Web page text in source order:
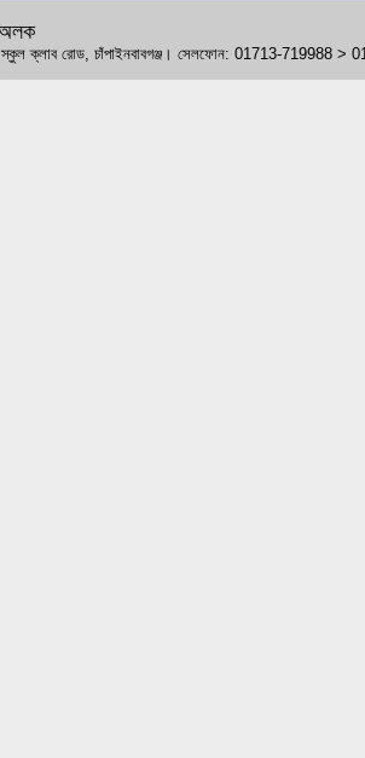
অলক
স্কুল ক্লাব রোড, চাঁপাইনবাবগঞ্জ। সেলফোন: 01713-